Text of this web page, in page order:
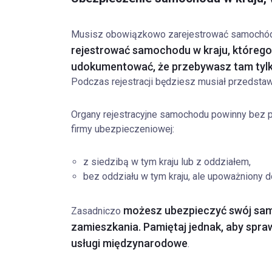
Musisz obowiązkowo zarejestrować
rejestrować samochodu w kraju,
udokumentować, że przebywasz tam
Podczas rejestracji będziesz musiał
Organy rejestracyjne samochodu powinny
firmy ubezpieczeniowej:
z siedzibą w tym kraju lub z oddziałem,
bez oddziału w tym kraju, ale upoważniony
Zasadniczo możesz ubezpieczyć swój
zamieszkania. Pamiętaj jednak, aby
usługi międzynarodowe.